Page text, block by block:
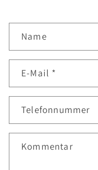
n
k
o
Name
E-Mail *
Telefonnummer
Kommentar